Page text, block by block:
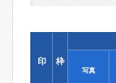
印 枠
写真